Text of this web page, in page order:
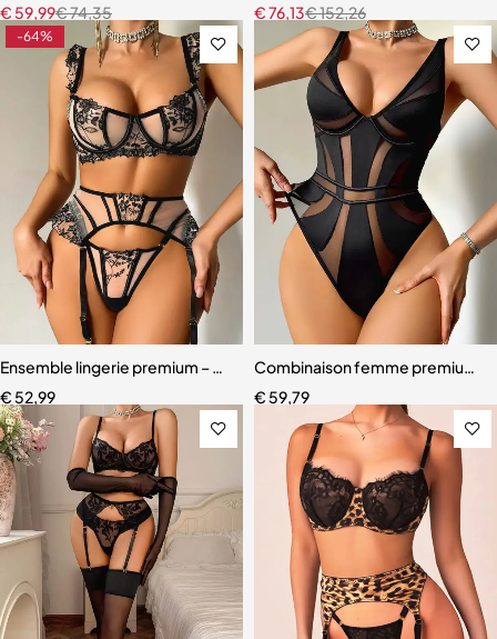
€74,35
€ 59,99
€152,26
€76,13
-64%
Ensemble lingerie premium – Dentelle fine, maille légère et effet
€ 52,99
Combinaison femme premium
€ 59,79